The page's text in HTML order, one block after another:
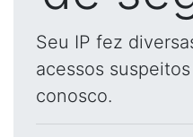
Seu IP fez
acessos
conosco.